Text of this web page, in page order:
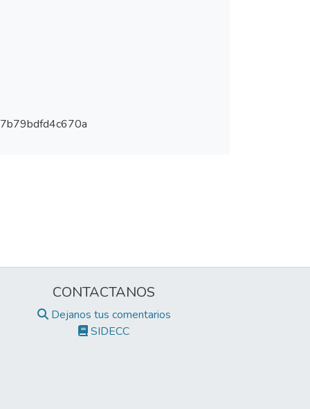
CONTACTANOS
Dejanos tus comentarios
SIDECC